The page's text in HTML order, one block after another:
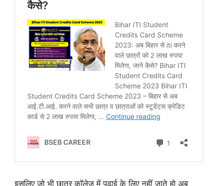
इसलिए जो भी छात्र कॉलेज में पढ़ाई के लिए नहीं जाते हो अब